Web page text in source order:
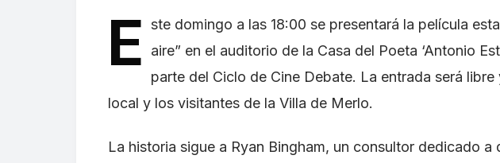
E ste domingo a las 18:00 se presentará la película
aire” en el auditorio de la Casa del Poeta ‘Antonio
parte del Ciclo de Cine Debate. La entrada será
local y los visitantes de la Villa de Merlo.
La historia sigue a Ryan Bingham, un consultor dedicado a